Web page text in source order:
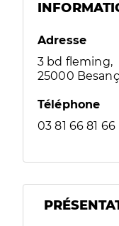
Adresse
3 bd fleming,
25000
Téléphone
03 81 66 81 66